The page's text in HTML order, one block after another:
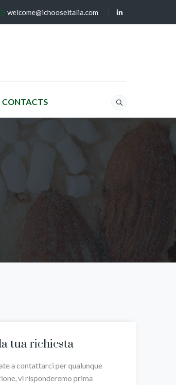
welcome@ichooseitalia.com
CONTACTS
tua richiesta
a contattarci per qualunque
vi risponderemo prima